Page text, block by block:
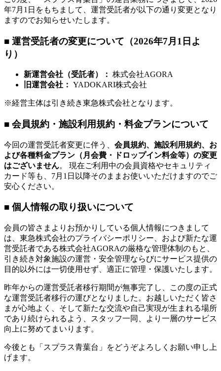
年7月1日をもちまして、運営受託者が以下の通り変更となり
ますのでお知らせいたします。
■ 運営受託者の変更について（2026年7月1日よ
り）
新運営会社（受託者）： 株式会社AGORA
旧運営会社： YADOKARI株式会社
※経営主体は引き続き東急株式会社となります。
■ 会員規約・施設利用規約・料金プランについて
今回の運営受託者変更に伴う、 会員規約、施設利用規約、お
よび各種料金プラン（月会費・ドロップイン料金等）の変更
はございません。 現在ご利用中の会員資格やセキュリティ
カード等も、7月1日以降そのままお使いいただけますのでご
安心ください。
■ 個人情報の取り扱いについて
会員の皆さまよりお預かりしている個人情報につきまして
は、東急株式会社のプライバシーポリシー、および新たな運
営受託者である株式会社AGORAの厳格な管理体制のもと、
引き続き対象施設の運営・安全管理ならびにサービス提供の
目的以外には一切使用せず、適正に管理・保護いたします。
昨年からの運営受託者移行期間が無事完了し、この度の正式
な運営受託者移行の運びとなりました。お越しいただく皆さ
まが心地よく、そして新たな交流や自己実現が生まれる場所
であり続けられるよう、スタッフ一同、より一層のサービス
向上に努めてまいります。
今後とも「スプラス青葉台」をどうぞよろしくお願い申し上
げます。